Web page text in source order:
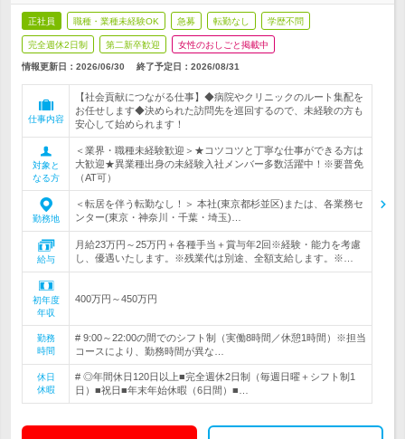
正社員 職種・業種未経験OK 急募 転勤なし 学歴不問
完全週休2日制 第二新卒歓迎 女性のおしごと掲載中
情報更新日：2026/06/30 終了予定日： 2026/08/31
仕事内容
【社会貢献につながる仕事】◆病院やクリニックのルート集配を
お任せします◆決められた訪問先を巡回するので、未経験の方も
安心して始められます！
対象と
なる方
＜業界・職種未経験歓迎＞★コツコツと丁寧な仕事ができる方は
大歓迎★異業種出身の未経験入社メンバー多数活躍中！※要普免
（AT可）
勤務地
＜転居を伴う転勤なし！＞ 本社(東京都杉並区)または、各業務セ
ンター(東京・神奈川・千葉・埼玉)…
給与
月給23万円～25万円＋各種手当＋賞与年2回※経験・能力を考慮
し、優遇いたします。※残業代は別途、全額支給します。※…
初年度
年収
400万円～450万円
勤務
時間
# 9:00～22:00の間でのシフト制（実働8時間／休憩1時間）※担当
コースにより、勤務時間が異な…
休日
休暇
# ◎年間休日120日以上■完全週休2日制（毎週日曜＋シフト制1
日）■祝日■年末年始休暇（6日間）■…